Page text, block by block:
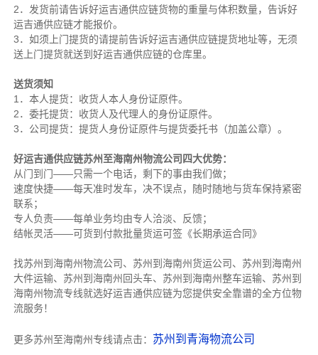
2．发货前请告诉好运吉通供应链货物的重量与体积数量，告诉好
运吉通供应链才能报价。
3．如须上门提货的请提前告诉好运吉通供应链提货地址等，无须
送上门提货就送到好运吉通供应链的仓库里。
送货须知
1．本人提货：收货人本人身份证原件。
2．委托提货：收货人及代理人的身份证原件。
3．公司提货：提货人身份证原件与提货委托书（加盖公章）。
好运吉通供应链苏州至海南州物流公司四大优势：
从门到门——只需一个电话，剩下的事由我们做；
速度快捷——每天准时发车，决不误点，随时随地与货车保持紧密
联系；
专人负责——每单业务均由专人洽淡、反馈；
结帐灵活——可货到付款批量货运可签《长期承运合同》
找苏州到海南州物流公司、苏州到海南州货运公司、苏州到海南州
大件运输、苏州到海南州回头车、苏州到海南州整车运输、苏州到
海南州物流专线就选好运吉通供应链为您提供安全靠谱的全方位物
流服务！
更多苏州至海南州专线请点击： 苏州到青海物流公司